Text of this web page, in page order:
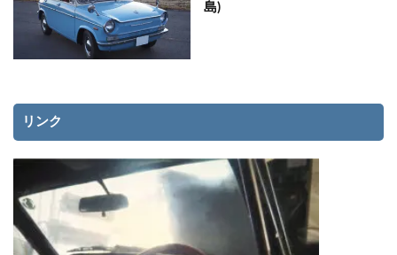
島)
リンク